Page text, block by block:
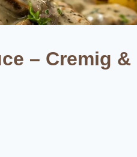
– Cremig &